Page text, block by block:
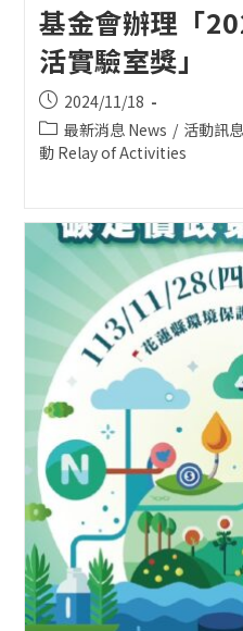
基金會辦理「
活實驗室獎」
Post
published:
2024/11/18
Post
category:
最新消息 News / 活動訊
動 Relay of Activities